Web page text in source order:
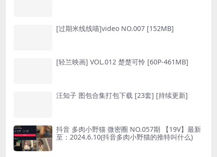
[过期米线线喵]video NO.007 [152MB]
[轻兰映画] VOL.012 楚楚可怜 [60P-461MB]
汪知子 图包合集打包下载 [23套] [持续更新]
抖音 多肉小野猫 微密圈 NO.057期 【19V】最新
至：2024.6.10(抖音多肉小野猫的推特叫什么)